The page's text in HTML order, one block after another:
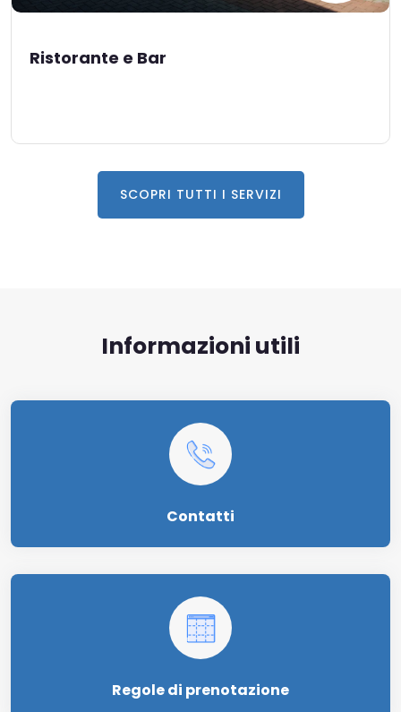
Ristorante e Bar
SCOPRI TUTTI I SERVIZI
Informazioni utili
Contatti
Regole di prenotazione